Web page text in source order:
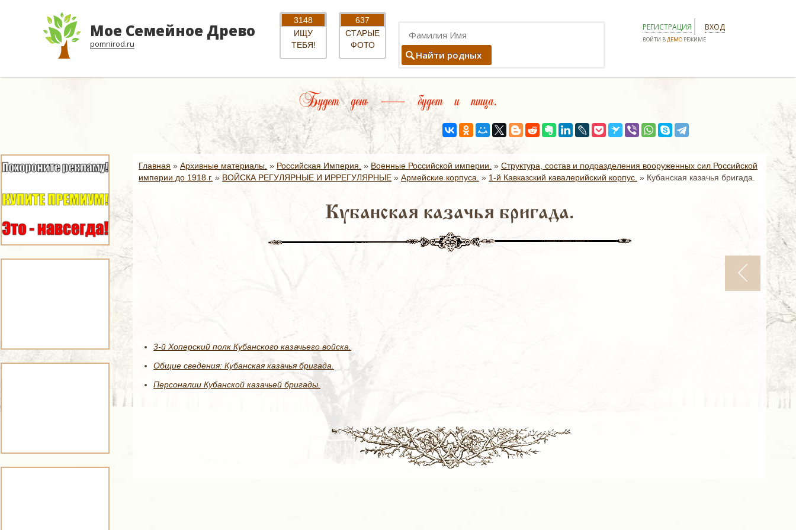
Мое Семейное Древо
pomnirod.ru
3148
ИЩУ
ТЕБЯ!
637
СТАРЫЕ
ФОТО
Найти родных
РЕГИСТРАЦИЯ ВХОД
ВОЙТИ ВДЕМО РЕЖИМЕ
Будет день — будет и пища.
Главная » Архивные материалы. » Российская Империя. » Военные Российской империи. » Структура, состав и подразделения вооруженных сил Российской
империи до 1918 г. » ВОЙСКА РЕГУЛЯРНЫЕ И ИРРЕГУЛЯРНЫЕ » Армейские корпуса. » 1-й Кавказский кавалерийский корпус. » Кубанская казачья бригада.
Кубанская казачья бригада.
3-й Хоперский полк Кубанского казачьего войска.
Общие сведения: Кубанская казачья бригада.
Персоналии Кубанской казачьей бригады.